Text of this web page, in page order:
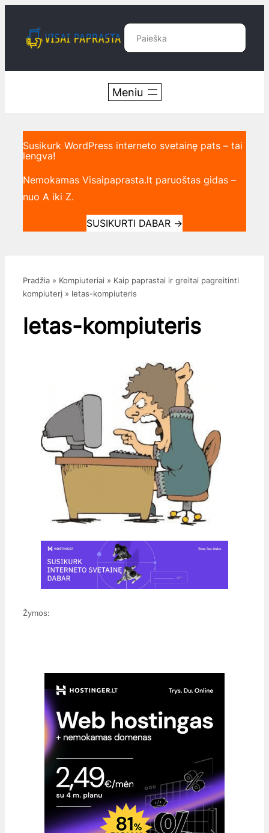
turinio
Paieška
Susikurk WordPress interneto svetainę pats – tai
lengva!
Nemokamas Visaipaprasta.lt paruoštas gidas –
nuo A iki Z.
SUSIKURTI DABAR →
Pradžia » Kompiuteriai » Kaip paprastai ir greitai pagreitinti
kompiuterį » letas-kompiuteris
letas-kompiuteris
Žymos: